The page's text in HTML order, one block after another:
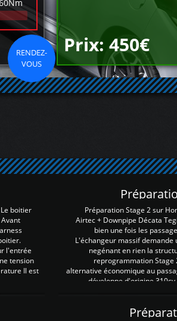
RENDEZ-
VOUS
Prix: 450€
boitier
l'entrée
tension
Il est
Préparation Stage 2 sur
Airtec + Downpipe Décata
bien une fois les
L'échangeur massif
negénant en rien la
reprogrammation Stage
alternative économique au
développe d'origine 310cv